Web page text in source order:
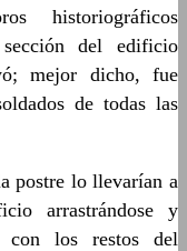
historiográficos
sección del edificio
mejor dicho, fue
de todas las
postre lo llevarían a
arrastrándose y
con los restos del